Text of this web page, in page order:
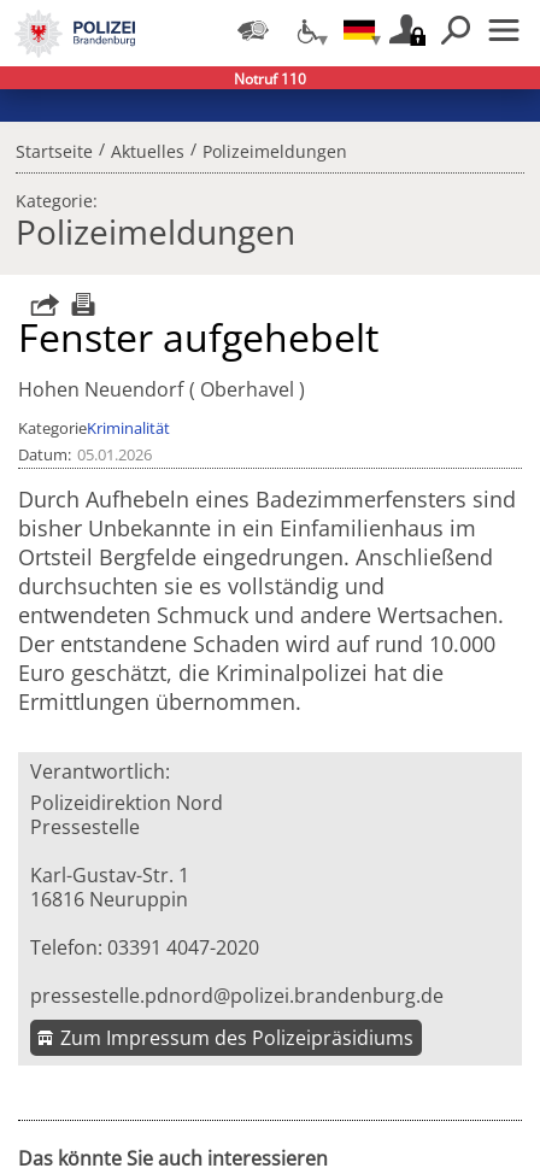
Startseite / Aktuelles / Polizeimeldungen
Kategorie:
Polizeimeldungen
Fenster aufgehebelt
Hohen Neuendorf Oberhavel
KategorieKriminalität
Datum 05.01.2026
Durch Aufhebeln eines Badezimmerfensters sind
bisher Unbekannte in ein Einfamilienhaus im
Ortsteil Bergfelde eingedrungen. Anschließend
durchsuchten sie es vollständig und
entwendeten Schmuck und andere Wertsachen.
Der entstandene Schaden wird auf rund 10.000
Euro geschätzt, die Kriminalpolizei hat die
Ermittlungen übernommen.
Verantwortlich:
Polizeidirektion Nord
Pressestelle
Karl-Gustav-Str. 1
16816 Neuruppin
Telefon: 03391 4047-2020
pressestelle.pdnord@polizei.brandenburg.de
Zum Impressum des Polizeipräsidiums
Das könnte Sie auch interessieren
Notruf 110